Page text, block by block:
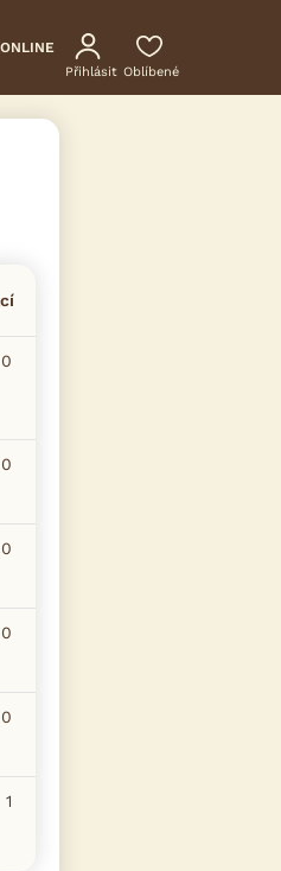
Přihlásit Oblíbené
0
0
0
0
0
1